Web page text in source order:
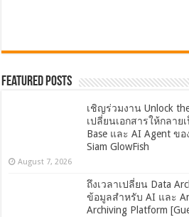
Featured Posts
เชิญร่วมงาน Unlock
เปลี่ยนเอกสารให้กลาย
Base และ AI Agent ข
Siam GlowFish
August 7, 2026
ถึงเวลาเปลี่ยน Data
ข้อมูลสำหรับ AI และ
Archiving Platform